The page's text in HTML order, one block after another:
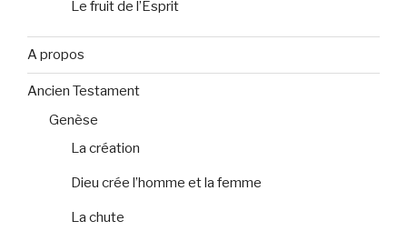
Le fruit de l’Esprit
A propos
Ancien Testament
Genèse
La création
Dieu crée l’homme et la femme
La chute